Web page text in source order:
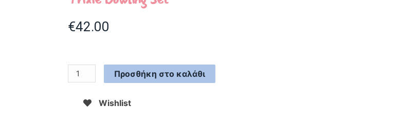
€42.00
Προσθήκη στο καλάθι
Wishlist